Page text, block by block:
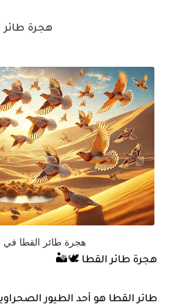
هجرة طائر
هجرة طائر القطا في
هجرة طائر القطا 🕊️🏜️
طائر القطا هو أحد الطيور